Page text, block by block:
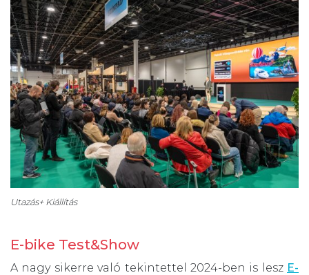
Utazás+ Kiállítás
E-bike Test&Show
A nagy sikerre való tekintettel 2024-ben is lesz E-